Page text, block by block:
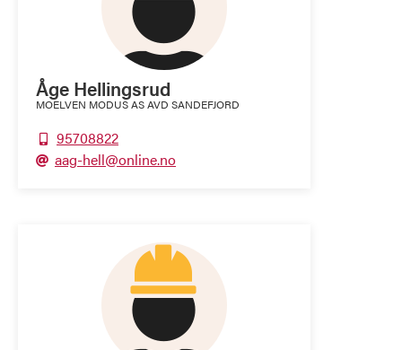
Åge Hellingsrud
MOELVEN MODUS AS AVD SANDEFJORD
 95708822
 aag-hell@online.no